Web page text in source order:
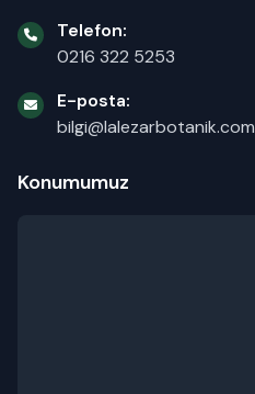
Telefon:
0216 322 5253
E-posta:
bilgi@lalezarbotanik.com
Konumumuz